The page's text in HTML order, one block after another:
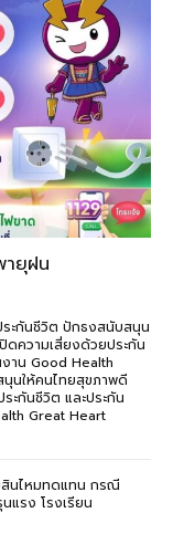
ายุฝน
ระกันชีวิต ปักธงสนับสนุน
ความเสี่ยงด้วยประกัน
าน Good Health
นให้คนไทยสุขภาพดี
ะกันชีวิต และประกัน
Great Heart
สินไหมทดแทน กรณี
แรง โรงเรียน